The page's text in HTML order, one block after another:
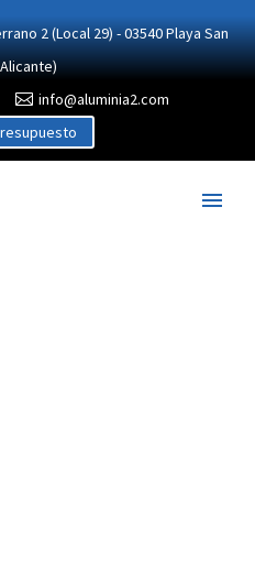
2 (Local 29) - 03540 Playa San
info@aluminia2.com